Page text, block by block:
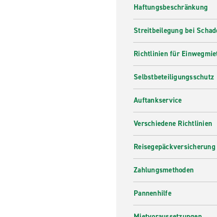
Haftungsbeschränkung
Streitbeilegung bei
Richtlinien für
Selbstbeteiligungsschutz
Auftankservice
Verschiedene Richtlinien
Reisegepäckversicherung
Zahlungsmethoden
Pannenhilfe